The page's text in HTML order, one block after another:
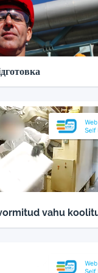
vahu